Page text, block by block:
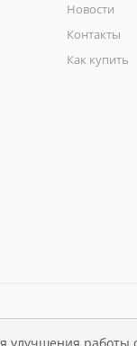
Новости
Контакты
Как купить